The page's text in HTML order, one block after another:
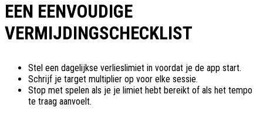
EEN EENVOUDIGE
VERMIJDINGSCHECKLIST
Stel een dagelijkse verlieslimiet in voordat je de app start.
Schrijf je target multiplier op voor elke sessie.
Stop met spelen als je je limiet hebt bereikt of als het tempo
te traag aanvoelt.